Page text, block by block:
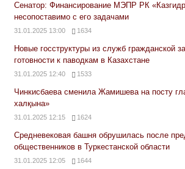
Сенатор: Финансирование МЭПР РК
несопоставимо с его задачами
31.01.2025 13:00 1634
Новые госструктуры из служб гражданской
готовности к паводкам в Казахстане
31.01.2025 12:40 1533
Чинкисбаева сменила Жамишева на посту
халқына»
31.01.2025 12:15 1624
Средневековая башня обрушилась после
общественников в Туркестанской области
31.01.2025 12:05 1644